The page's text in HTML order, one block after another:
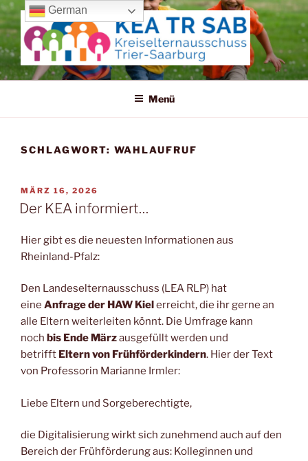
Zum
Inhalt
springen
KREISELTERNAUSSCHUSS
TRIER-SAARBURG
Menü
SCHLAGWORT: WAHLAUFRUF
VERÖFFENTLICHT
AM
MÄRZ 16, 2026
Der KEA informiert…
Hier gibt es die neuesten Informationen aus
Rheinland-Pfalz:
Den Landeselternausschuss (LEA RLP) hat
eine Anfrage der HAW Kielerreicht, die ihr gerne an
alle Eltern weiterleiten könnt. Die Umfrage kann
noch bis Ende Märzausgefüllt werden und
betrifft Eltern von Frühförderkindern. Hier der Text
von Professorin Marianne Irmler:
Liebe Eltern und Sorgeberechtigte,
die Digitalisierung wirkt sich zunehmend auch auf den
Bereich der Frühförderung aus: Kolleginnen und
German